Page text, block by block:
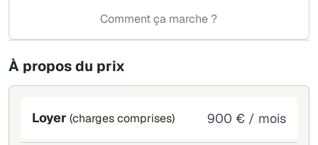
référence majoré : 534 € hors charges, complément de
loyer incluant les charges, le standing de l'immeuble, la
qualité et le sur-équipement de la chambre : 366 €
Montant du dépôt de garantie : 1 800 €.
À propos du prix
Loyer (charges comprises) 900 € / mois
Comment ça marche ?